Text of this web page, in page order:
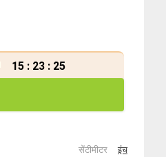
15 : 23 : 25
सेंटीमीटर इंच